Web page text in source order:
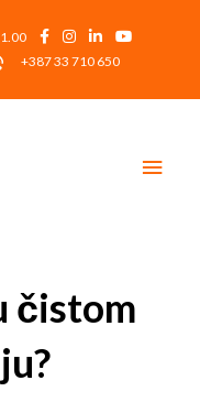
+387 33 710 650
čistom